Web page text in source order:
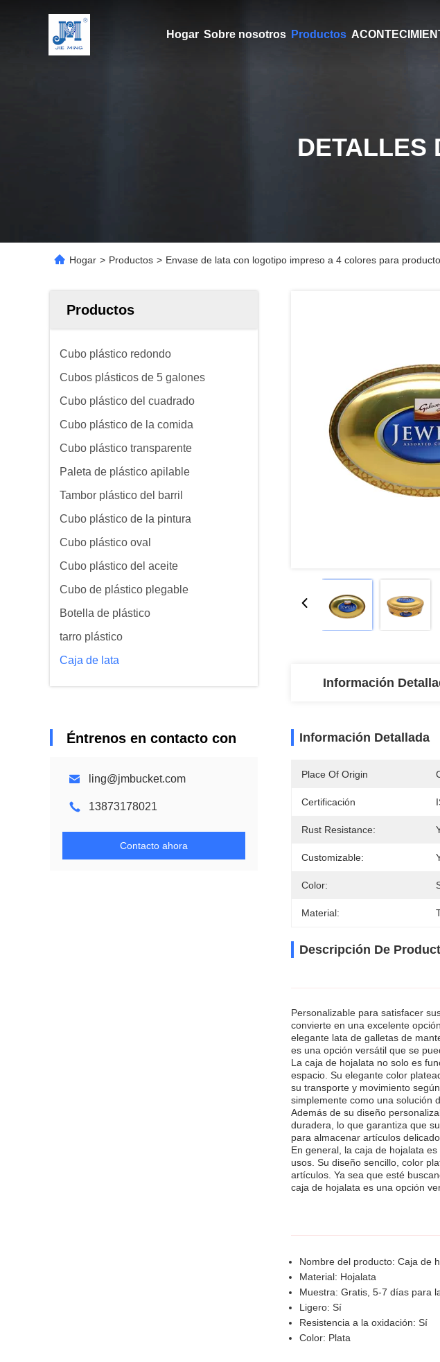
Hogar Sobre nosotros Productos
DETALLES
Hogar > Productos > Envase de lata con logotipo impreso a 4 colores para
Productos
Cubo plástico redondo
Cubos plásticos de 5 galones
Cubo plástico del cuadrado
Cubo plástico de la comida
Cubo plástico transparente
Paleta de plástico apilable
Tambor plástico del barril
Cubo plástico de la pintura
Cubo plástico oval
Cubo plástico del aceite
Cubo de plástico plegable
Botella de plástico
tarro plástico
Caja de lata
Éntrenos en contacto con
ling@jmbucket.com
13873178021
Contacto ahora
Información
Información Detallada
Place Of Origin
Certificación
Rust Resistance:
Customizable:
Color:
Material:
Descripción De
Personalizable para satisfacer
convierte en una excelente
elegante lata de galletas de
es una opción versátil que se
La caja de hojalata no solo es
espacio. Su elegante color
su transporte y movimiento
simplemente como una solución
Además de su diseño
duradera, lo que garantiza que
para almacenar artículos
En general, la caja de hojalata
usos. Su diseño sencillo, color
artículos. Ya sea que esté
caja de hojalata es una opción
Nombre del producto: Caja de
Material: Hojalata
Muestra: Gratis, 5-7 días para
Ligero: Sí
Resistencia a la oxidación: Sí
Color: Plata